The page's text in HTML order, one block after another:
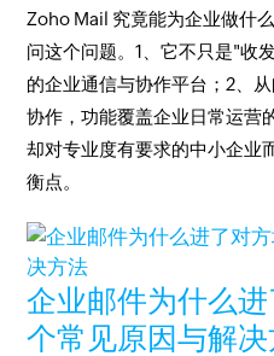
Zoho Mail 究竟能为企业做什
问这个问题。1、它不只是"收
的企业通信与协作平台；2、
协作，功能覆盖企业日常运营
却对专业度有要求的中小企业
衡点。
企业邮件为什么
个常见原因与解